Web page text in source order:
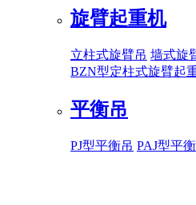
旋臂起重机
立柱式旋臂吊 墙式旋
BZN型定柱式旋臂起
平衡吊
PJ型平衡吊 PAJ型平